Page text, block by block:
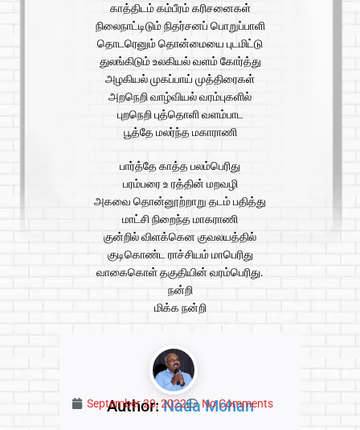
காத்திடம் கம்பீரம் கரிசனைகள்
நிலைநாட்டிடும் நிதர்சனப் பொறுப்பாளி
தொடரெனும் தொன்மையை புடமிட்டு
துலங்கிடும் உலகியல் வளம் கோர்த்து
அழகியல் முகப்பாய் முத்திரைகள்
அறநெறி வாழ்வியல் வரம்புகளில்
புறநெறி புத்தொளி வளம்பாட
பூத்தே மலர்ந்த மகாராணி
பார்த்தே காத்த பலம்பெரிது
பரம்பரை உ ரத்தின் மறவழி
அகவை தொன்னூற்றாறு தடம் பதித்து
மாட்சி நிறைந்த மாகராணி
குன்றில் விளக்கென குவலயத்தில்
குடிகொண்ட ராச்சியம் மாபெரிது
வாகைகொள் தகுதியின் வரம்பெரிது.
நன்றி
மிக்க நன்றி
Author:Nada Mohan
September 20, 2022 No Comments